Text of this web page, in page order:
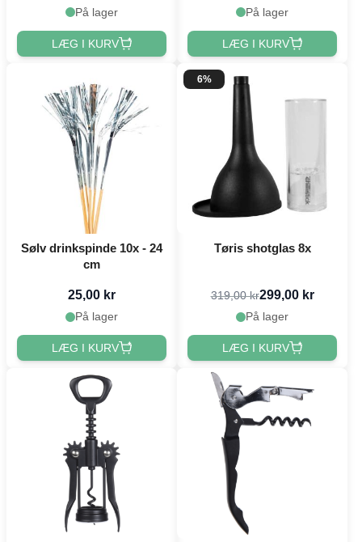
På lager
LÆG I KURV
På lager
LÆG I KURV
Sølv drinkspinde 10x - 24
cm
25,00 kr
På lager
LÆG I KURV
6%
Tøris shotglas 8x
319,00 kr299,00 kr
På lager
LÆG I KURV